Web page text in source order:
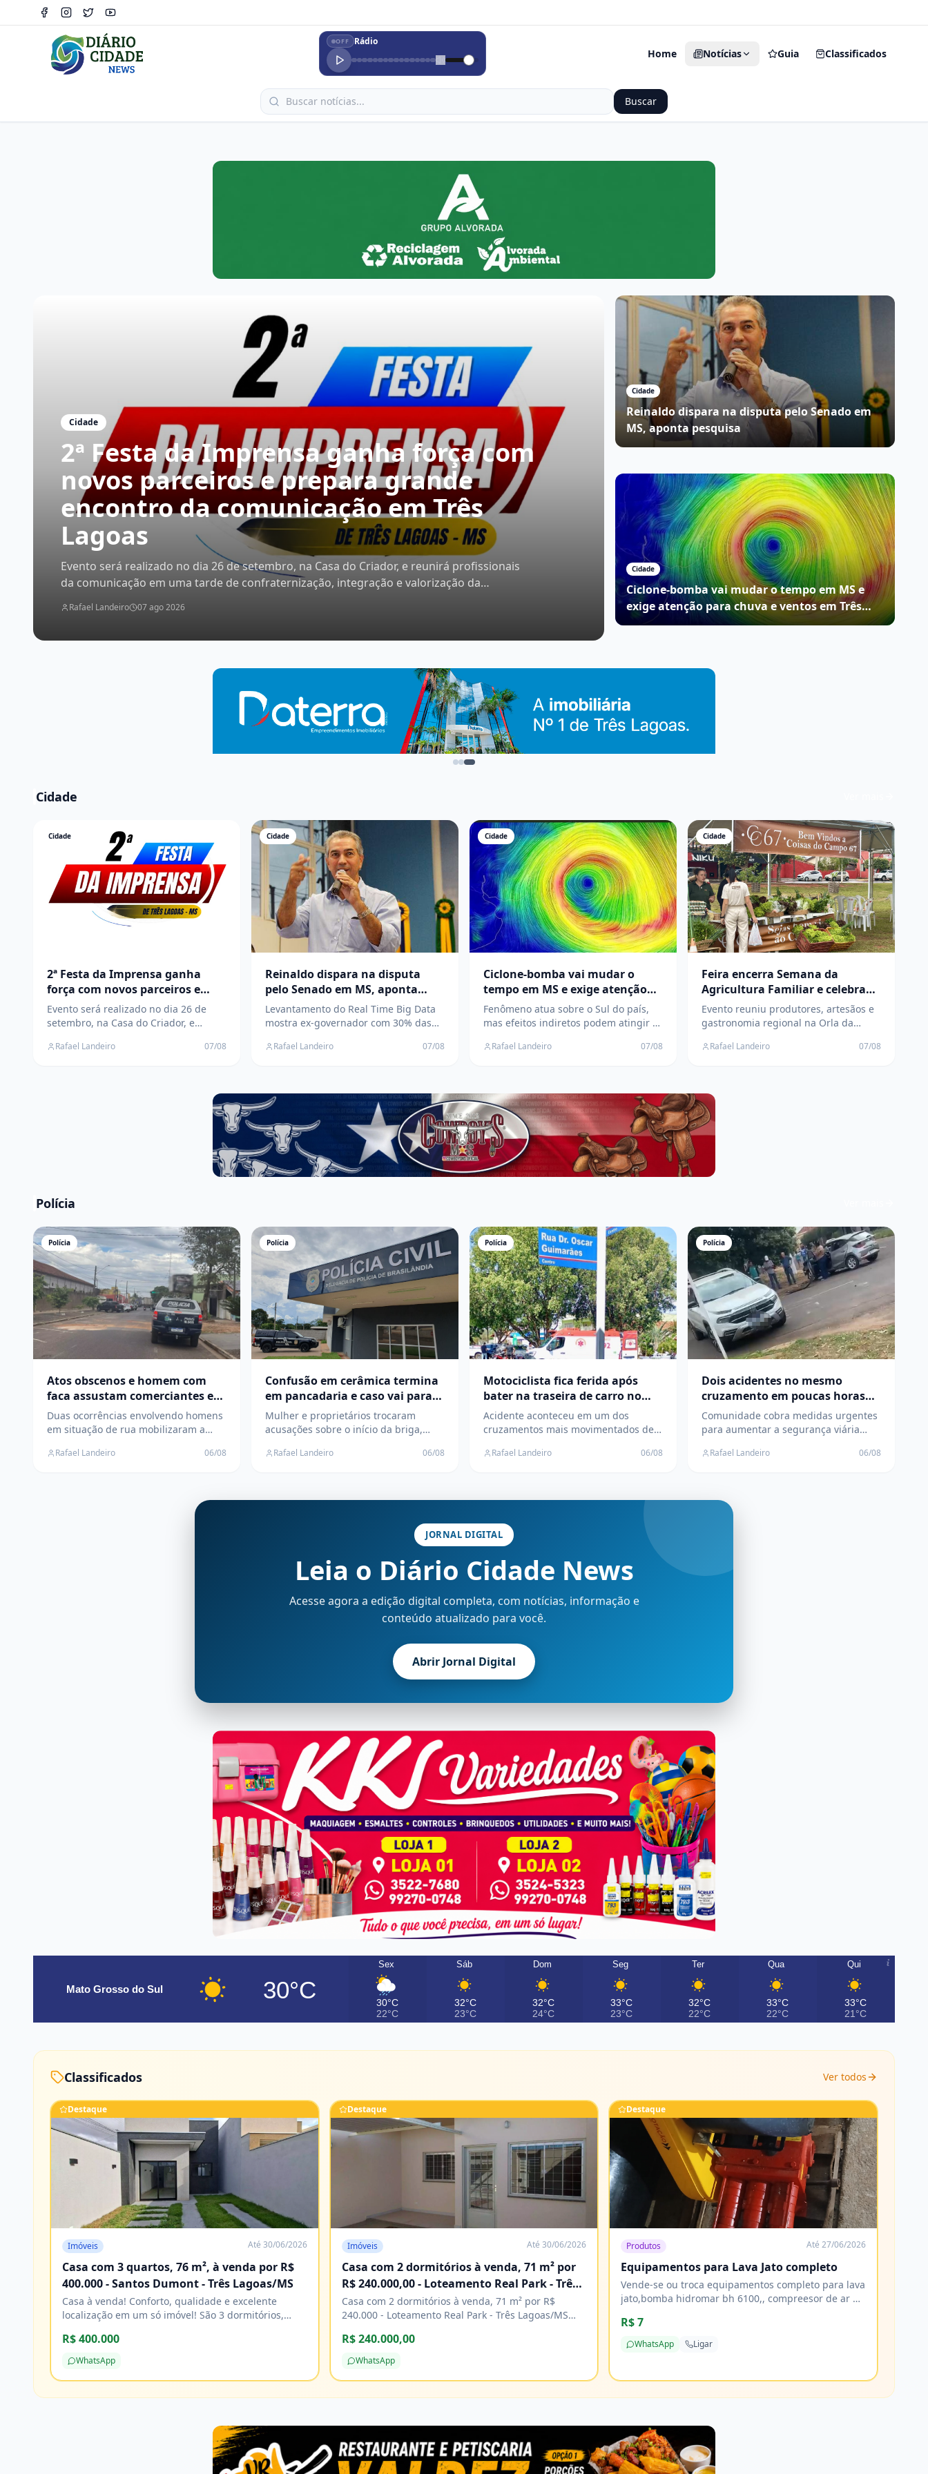
OFF Rádio
Home Notícias Guia Classificados
Buscar
Cidade
2ª Festa da Imprensa ganha força com
novos parceiros e prepara grande
encontro da comunicação em Três
Lagoas
Evento será realizado no dia 26 de setembro, na Casa do Criador, e reunirá profissionais
da comunicação em uma tarde de confraternização, integração e valorização da
Rafael Landeiro 07 ago 2026
Cidade
Reinaldo dispara na disputa pelo Senado em
MS, aponta pesquisa
Cidade
Ciclone-bomba vai mudar o tempo em MS e
exige atenção para chuva e ventos em Três
Lagoas
Cidade
Cidade
2ª Festa da Imprensa ganha
força com novos parceiros e
prepara grande encontro da
comunicação em Três Lagoas
Evento será realizado no dia 26 de
setembro, na Casa do Criador, e
em uma tarde de confraternização,
Rafael Landeiro 07/08
Cidade
Reinaldo dispara na disputa
pelo Senado em MS, aponta
pesquisa
Levantamento do Real Time Big Data
mostra ex-governador com 30% das
Capitão Contar, com 19%; disputa
Rafael Landeiro 07/08
Cidade
Ciclone-bomba vai mudar o
tempo em MS e exige atenção
para chuva e ventos em Três
Lagoas
Fenômeno atua sobre o Sul do país,
mas efeitos indiretos podem atingir o
Defesa Civil orienta população a
Rafael Landeiro 07/08
Cidade
Feira encerra Semana da
Agricultura Familiar e celebra
força do campo em Três Lagoas
Evento reuniu produtores, artesãos e
gastronomia regional na Orla da
capacitação, inovação e valorização da
Rafael Landeiro 07/08
Polícia
Polícia
Atos obscenos e homem com
faca assustam comerciantes e
moradores
Duas ocorrências envolvendo homens
em situação de rua mobilizaram a
da cidade; suspeitos fugiram antes da
Rafael Landeiro 06/08
Polícia
Confusão em cerâmica termina
em pancadaria e caso vai parar
na Polícia em Brasilândia
Mulher e proprietários trocaram
acusações sobre o início da briga,
Polícia Civil investiga o caso
Rafael Landeiro 06/08
Polícia
Motociclista fica ferida após
bater na traseira de carro no
Centro
Acidente aconteceu em um dos
cruzamentos mais movimentados de
SAMU e levada para a UPA
Rafael Landeiro 06/08
Polícia
Dois acidentes no mesmo
cruzamento em poucas horas
acendem alerta de moradores
no Jardim Alvorada
Comunidade cobra medidas urgentes
para aumentar a segurança viária
em um único dia, em Três Lagoas
Rafael Landeiro 06/08
JORNAL DIGITAL
Leia o Diário Cidade News
Acesse agora a edição digital completa, com notícias, informação e
conteúdo atualizado para você.
Abrir Jornal Digital
Mato Grosso do Sul 30°C
Sex
30°C
22°C
Sáb
32°C
23°C
Dom
32°C
24°C
Seg
33°C
23°C
Ter
32°C
22°C
Qua
33°C
22°C
Qui
33°C
21°C
Classificados Ver todos
Destaque
Imóveis Até 30/06/2026
Casa com 3 quartos, 76 m², à venda por R$
400.000 - Santos Dumont - Três Lagoas/MS
Casa à venda! Conforto, qualidade e excelente
localização em um só imóvel! São 3 dormitórios,
acabamento impecável e excelente padrão de
construção. Agende sua visita e venha conhecer!
Esgoto Lavanderia Pavimentação Porcelanato
R$ 400.000
WhatsApp
Destaque
Imóveis Até30/06/2026
Casa com 2 dormitórios à venda, 71 m² por
R$ 240.000,00 - Loteamento Real Park - Três
Lagoas/MS
Casa com 2 dormitórios à venda, 71 m² por R$
240.000 - Loteamento Real Park - Três Lagoas/MS
R$ 240.000,00
WhatsApp
Destaque
Produtos Até 27/06/2026
Equipamentos para Lava Jato completo
Vende-se ou troca equipamentos completo para lava
jato,bomba hidromar bh 6100,, compreesor de ar 10
de 200 litros e mais de 20 metros de mangueiras
R$ 7
WhatsApp Ligar